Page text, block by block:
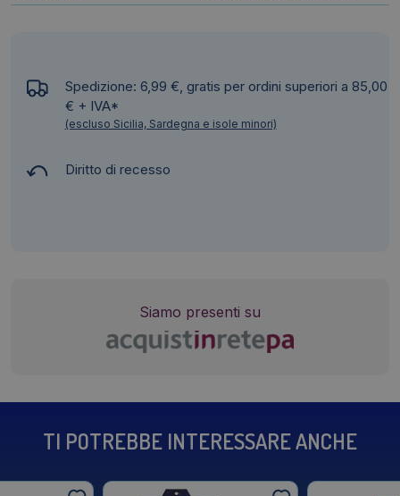
Spedizione: 6,99 €, gratis per ordini superiori a 85,00
€ + IVA*
(escluso Sicilia, Sardegna e isole minori)
Diritto di recesso
Siamo presenti su
TI POTREBBE INTERESSARE ANCHE